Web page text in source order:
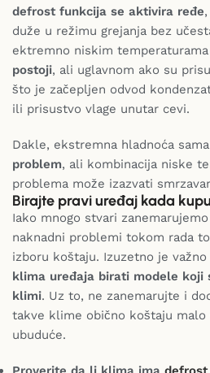
defrost funkcija se aktivira ređe
duže u režimu grejanja bez
ektremno niskim
postoji, ali uglavnom ako su
što je začepljen odvod
ili prisustvo vlage unutar cevi.
Dakle, ekstremna hladnoća
problem, ali kombinacija niske
problema može izazvati
Birajte pravi uređaj kada
Iako mnogo stvari
naknadni problemi tokom rada
izboru koštaju. Izuzetno je važno
klima uređaja birati modele koji
klimi. Uz to, ne zanemarujte i
takve klime obično koštaju malo
ubuduće.